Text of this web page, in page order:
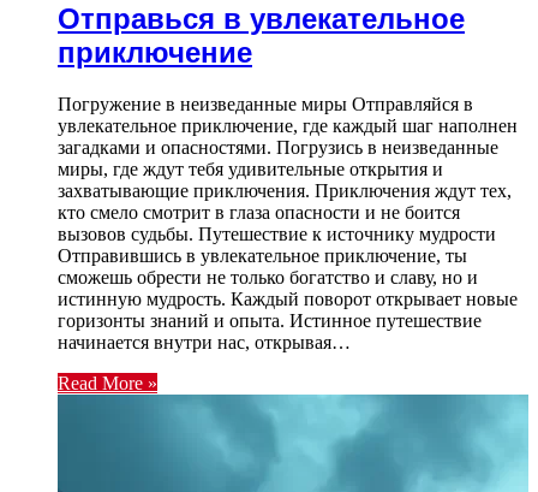
Отправься в увлекательное
приключение
Погружение в неизведанные миры Отправляйся в
увлекательное приключение, где каждый шаг наполнен
загадками и опасностями. Погрузись в неизведанные
миры, где ждут тебя удивительные открытия и
захватывающие приключения. Приключения ждут тех,
кто смело смотрит в глаза опасности и не боится
вызовов судьбы. Путешествие к источнику мудрости
Отправившись в увлекательное приключение, ты
сможешь обрести не только богатство и славу, но и
истинную мудрость. Каждый поворот открывает новые
горизонты знаний и опыта. Истинное путешествие
начинается внутри нас, открывая…
Read More »